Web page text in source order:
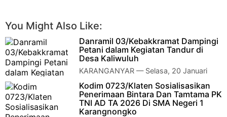
You Might Also Like:
Danramil 03/Kebakkramat Dampingi
Petani dalam Kegiatan Tandur di
Desa Kaliwuluh
KARANGANYAR — Selasa, 20 Januari
2026, Kapten Inf Siswanto, Danramil
03/Kebakkramat, beserta anggota Koramil 03/Kebakkra…
Kodim 0723/Klaten Sosialisasikan
Penerimaan Bintara Dan Tamtama PK
TNI AD TA 2026 Di SMA Negeri 1
Karangnongko